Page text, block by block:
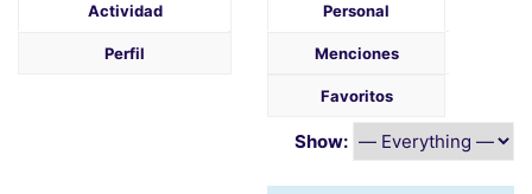
Actividad
Perfil
Personal
Menciones
Favoritos
Show: